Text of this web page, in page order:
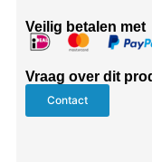
Veilig betalen met
Vraag over dit
Contact